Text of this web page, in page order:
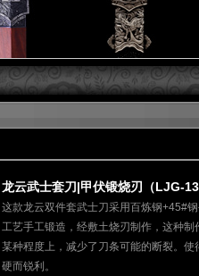
龙云武士套刀|甲伏锻烧刃（LJG-
这款龙云双件套武士刀采用百炼钢+45#
工艺手工锻造，经敷土烧刃制作，这种
某种程度上，减少了刀条可能的断裂。
硬而锐利。